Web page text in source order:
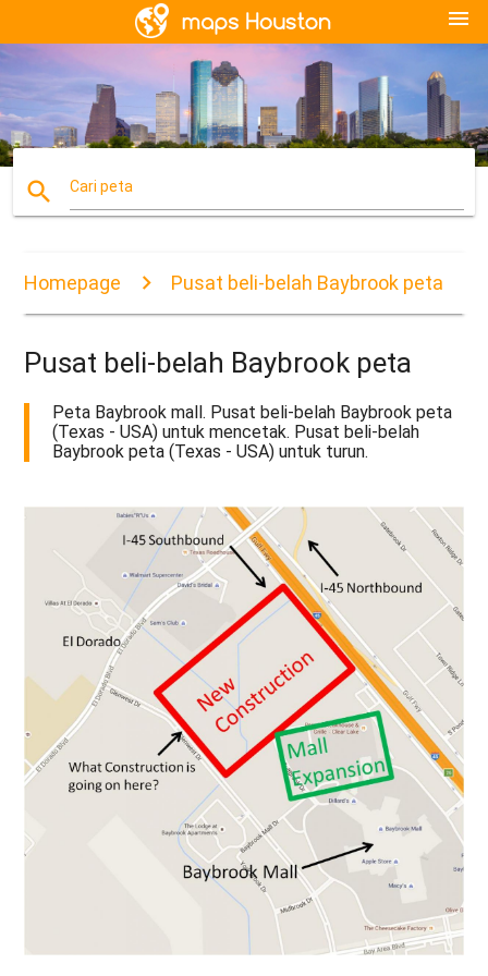
menu
search Cari peta
Homepage Pusat beli-belah Baybrook peta
Pusat beli-belah Baybrook peta
Peta Baybrook mall. Pusat beli-belah Baybrook peta
(Texas - USA) untuk mencetak. Pusat beli-belah
Baybrook peta (Texas - USA) untuk turun.